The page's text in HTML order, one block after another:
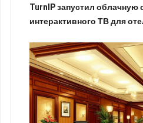
TurnIP запустил облачную
интерактивного ТВ для